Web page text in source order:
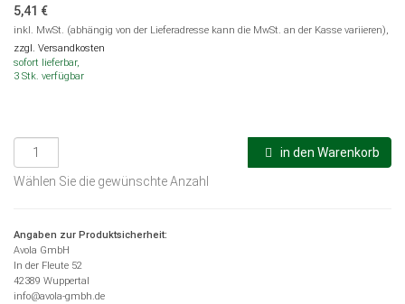
5,41 €
inkl. MwSt. (abhängig von der Lieferadresse kann die MwSt. an der Kasse variieren),
zzgl. Versandkosten
sofort lieferbar,
3 Stk. verfügbar
in den Warenkorb
Wählen Sie die gewünschte Anzahl
Angaben zur Produktsicherheit:
Avola GmbH
In der Fleute 52
42389 Wuppertal
info@avola-gmbh.de